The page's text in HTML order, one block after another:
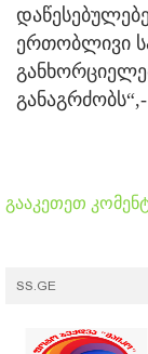
ერთობლივი
გააკეთეთ
SS.GE